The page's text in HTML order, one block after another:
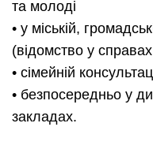
та молоді
• у міській,
(відомство у
• сімейній
• безпосередньо у
закладах.